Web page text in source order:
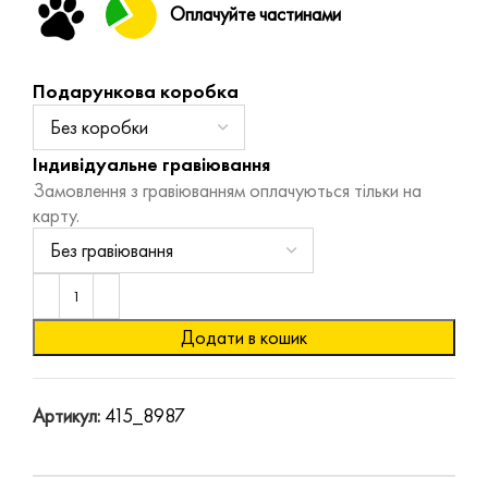
Оплачуйте частинами
Подарункова коробка
Індивідуальне гравіювання
Замовлення з гравіюванням оплачуються тільки на
карту.
Додати в кошик
Артикул: 415_8987